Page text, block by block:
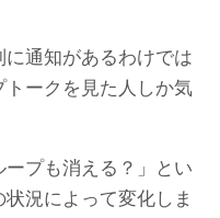
通知があるわけでは
ークを見た人しか気
プも消える？」とい
況によって変化しま